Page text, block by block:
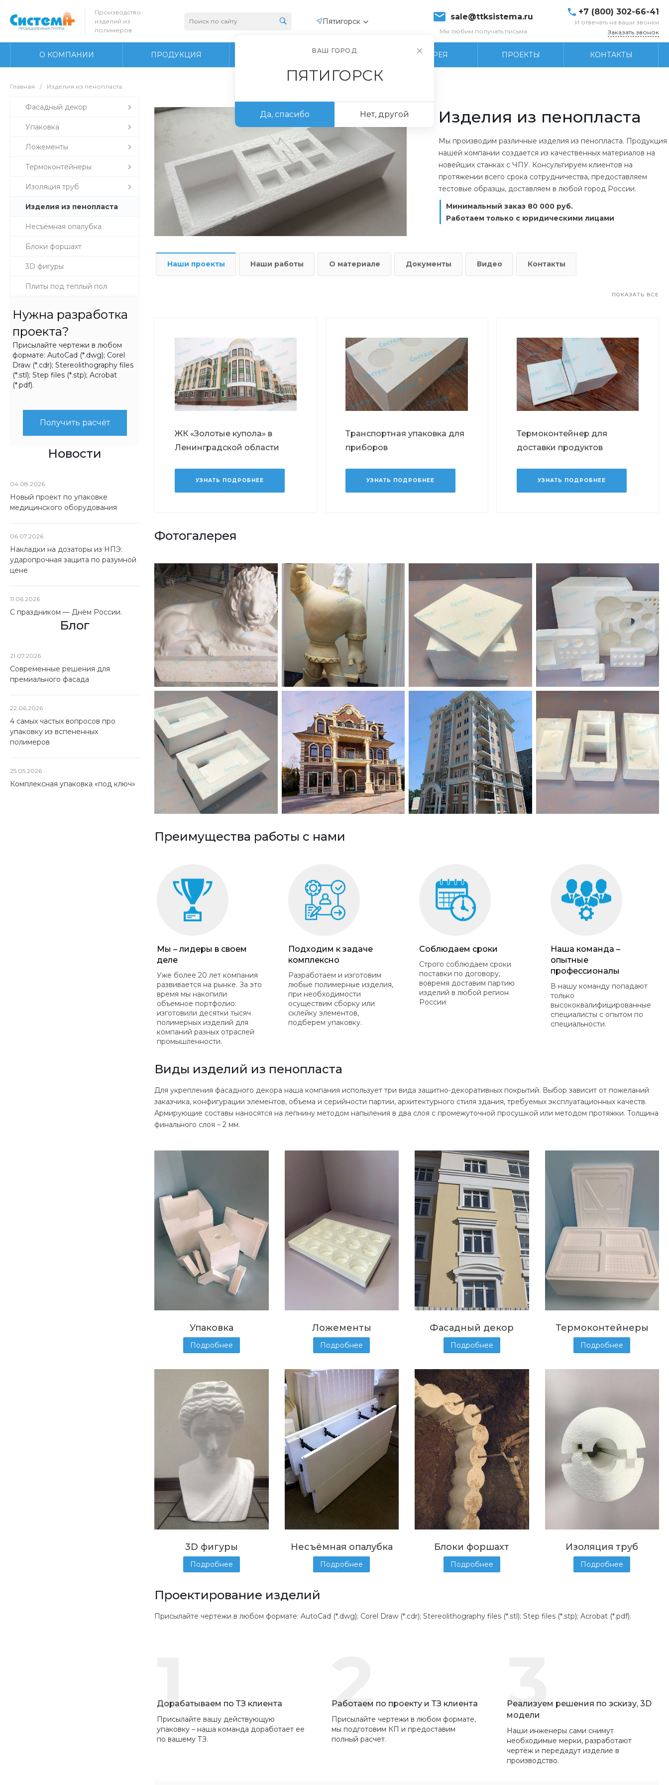
Производство
изделий из
полимеров
Пятигорск sale@ttksistema.ru
Мы любим получать письма
+7 (800) 302-66-41
И отвечать на ваши звонки
Заказать звонок
О КОМПАНИИ ПРОДУКЦИЯ ПРОИЗВОДСТВО ФОТОГАЛЕРЕЯ ПРОЕКТЫ КОНТАКТЫ
Главная / Изделия из пенопласта
Фасадный декор
Упаковка
Ложементы
Термоконтейнеры
Изоляция труб
Изделия из пенопласта
Несъёмная опалубка
Блоки форшахт
3D фигуры
Плиты под теплый пол
Нужна разработка
проекта?
Присылайте чертежи в любом
формате: AutoCad (*.dwg); Corel
Draw (*.cdr); Stereolithography files
(*.stl); Step files (*.stp); Acrobat
(*.pdf).
Получить расчёт
Новости
04.08.2026
Новый проект по упаковке
медицинского оборудования
06.07.2026
Накладки на дозаторы из НПЭ:
ударопрочная защита по разумной
цене
11.06.2026
С праздником — Днём России.
Блог
21.07.2026
Современные решения для
премиального фасада
22.06.2026
4 самых частых вопросов про
упаковку из вспененных
полимеров
25.05.2026
Комплексная упаковка «под ключ»
Изделия из пенопласта
Мы производим различные изделия из пенопласта. Продукция
нашей компании создается из качественных материалов на
новейших станках с ЧПУ. Консультируем клиентов на
протяжении всего срока сотрудничества, предоставляем
тестовые образцы, доставляем в любой город России.
Минимальный заказ 80 000 руб.
Работаем только с юридическими лицами
Наши проекты Наши работы О материале Документы Видео Контакты
ПОКАЗАТЬ ВСЕ
ЖК «Золотые купола» в
Ленинградской области
УЗНАТЬ ПОДРОБНЕЕ
Транспортная упаковка для
приборов
УЗНАТЬ ПОДРОБНЕЕ
Термоконтейнер для
доставки продуктов
УЗНАТЬ ПОДРОБНЕЕ
Фотогалерея
Преимущества работы с нами
Мы – лидеры в своем
деле
Уже более 20 лет компания
развивается на рынке. За это
время мы накопили
объемное портфолио:
изготовили десятки тысяч
полимерных изделий для
компаний разных отраслей
промышленности.
Подходим к задаче
комплексно
Разработаем и изготовим
любые полимерные изделия,
при необходимости
осуществим сборку или
склейку элементов,
подберем упаковку.
Соблюдаем сроки
Строго соблюдаем сроки
поставки по договору,
вовремя доставим партию
изделий в любой регион
России.
Наша команда –
опытные
профессионалы
В нашу команду попадают
только
высококвалифицированные
специалисты с опытом по
специальности.
Виды изделий из пенопласта
Для укрепления фасадного декора наша компания использует три вида защитно-декоративных покрытий. Выбор зависит от пожеланий
заказчика, конфигурации элементов, объема и серийности партии, архитектурного стиля здания, требуемых эксплуатационных качеств.
Армирующие составы наносятся на лепнину методом напыления в два слоя с промежуточной просушкой или методом протяжки. Толщина
финального слоя – 2 мм.
Упаковка
Подробнее
Ложементы
Подробнее
Фасадный декор
Подробнее
Термоконтейнеры
Подробнее
3D фигуры
Подробнее
Несъёмная опалубка
Подробнее
Блоки форшахт
Подробнее
Изоляция труб
Подробнее
Проектирование изделий
Присылайте чертежи в любом формате: AutoCad (*.dwg); Corel Draw (*.cdr); Stereolithography files (*.stl); Step files (*.stp); Acrobat (*.pdf).
1
Дорабатываем по ТЗ клиента
Присылайте вашу действующую
упаковку – наша команда доработает ее
по вашему ТЗ.
2
Работаем по проекту и ТЗ клиента
Присылайте чертежи в любом формате,
мы подготовим КП и предоставим
полный расчет.
3
Реализуем решения по эскизу, 3D
модели
Наши инженеры сами снимут
необходимые мерки, разработают
чертёж и передадут изделие в
производство.
ВАШ ГОРОД
ПЯТИГОРСК
Да, спасибо Нет, другой